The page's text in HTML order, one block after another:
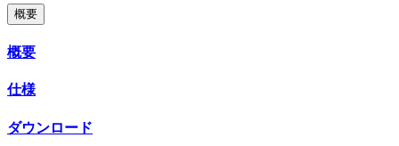
概要
概要
仕様
ダウンロード